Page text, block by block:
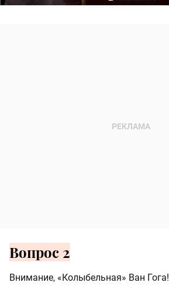
Вопрос 2
Внимание, «Колыбельная» Ван Гога!